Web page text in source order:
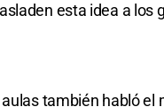
esta idea a los
también habló el